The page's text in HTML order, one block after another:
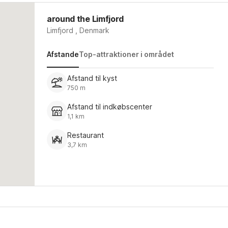
around the Limfjord
Limfjord , Denmark
AfstandeTop-attraktioner i området
Afstand til kyst
750 m
Afstand til indkøbscenter
1,1 km
Restaurant
3,7 km